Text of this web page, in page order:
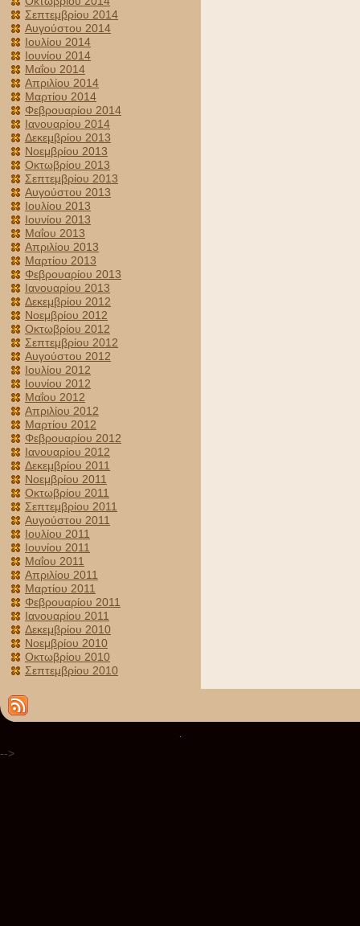
Σεπτεμβρίου 2014
Αυγούστου 2014
Ιουλίου 2014
Ιουνίου 2014
Μαΐου 2014
Απριλίου 2014
Μαρτίου 2014
Φεβρουαρίου 2014
Ιανουαρίου 2014
Δεκεμβρίου 2013
Νοεμβρίου 2013
Οκτωβρίου 2013
Σεπτεμβρίου 2013
Αυγούστου 2013
Ιουλίου 2013
Ιουνίου 2013
Μαΐου 2013
Απριλίου 2013
Μαρτίου 2013
Φεβρουαρίου 2013
Ιανουαρίου 2013
Δεκεμβρίου 2012
Νοεμβρίου 2012
Οκτωβρίου 2012
Σεπτεμβρίου 2012
Αυγούστου 2012
Ιουλίου 2012
Ιουνίου 2012
Μαΐου 2012
Απριλίου 2012
Μαρτίου 2012
Φεβρουαρίου 2012
Ιανουαρίου 2012
Δεκεμβρίου 2011
Νοεμβρίου 2011
Οκτωβρίου 2011
Σεπτεμβρίου 2011
Αυγούστου 2011
Ιουλίου 2011
Ιουνίου 2011
Μαΐου 2011
Απριλίου 2011
Μαρτίου 2011
Φεβρουαρίου 2011
Ιανουαρίου 2011
Δεκεμβρίου 2010
Νοεμβρίου 2010
Οκτωβρίου 2010
Σεπτεμβρίου 2010
-->